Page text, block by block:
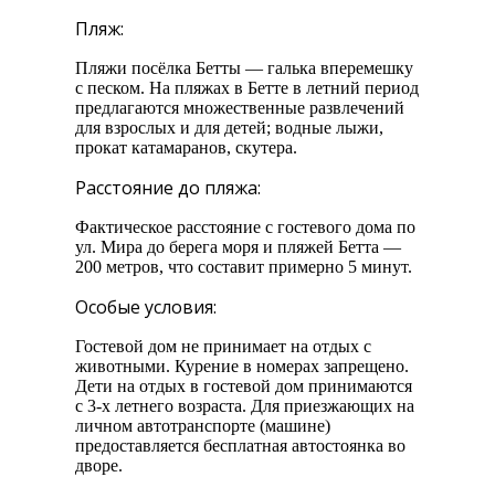
Пляж:
Пляжи посёлка Бетты — галька вперемешку
с песком. На пляжах в Бетте в летний период
предлагаются множественные развлечений
для взрослых и для детей; водные лыжи,
прокат катамаранов, скутера.
Расстояние до пляжа:
Фактическое расстояние с гостевого дома по
ул. Мира до берега моря и пляжей Бетта —
200 метров, что составит примерно 5 минут.
Особые условия:
Гостевой дом не принимает на отдых с
животными. Курение в номерах запрещено.
Дети на отдых в гостевой дом принимаются
с 3-х летнего возраста. Для приезжающих на
личном автотранспорте (машине)
предоставляется бесплатная автостоянка во
дворе.